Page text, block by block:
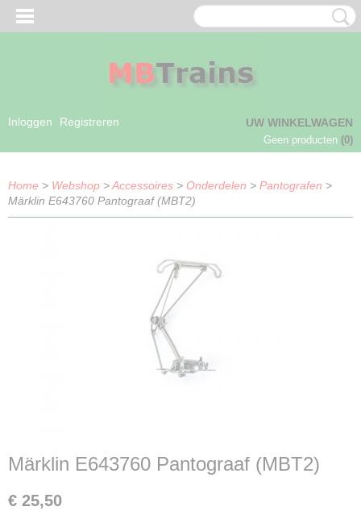
Inloggen Registreren UW WINKELWAGEN
Geen producten (0)
Home > Webshop >Accessoires > Onderdelen > Pantografen >
Märklin E643760 Pantograaf (MBT2)
Märklin E643760 Pantograaf (MBT2)
€ 25,50